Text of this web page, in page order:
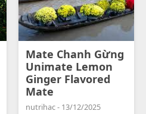
Mate Chanh Gừng
Unimate Lemon
Ginger Flavored
Mate
nutrihac - 13/12/2025